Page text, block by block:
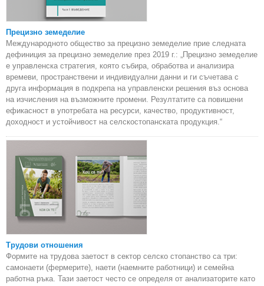
Прецизно земеделие
Международното общество за прецизно земеделие прие следната
дефиниция за прецизно земеделие през 2019 г.: „Прецизно земеделие
е управленска стратегия, която събира, обработва и анализира
времеви, пространствени и индивидуални данни и ги съчетава с
друга информация в подкрепа на управленски решения въз основа
на изчисления на възможните промени. Резултатите са повишени
ефикасност в употребата на ресурси, качество, продуктивност,
доходност и устойчивост на селскостопанската продукция.“
Трудови отношения
Формите на трудова заетост в сектор селско стопанство са три:
самонаети (фермерите), наети (наемните работници) и семейна
работна ръка. Тази заетост често се определя от анализаторите като